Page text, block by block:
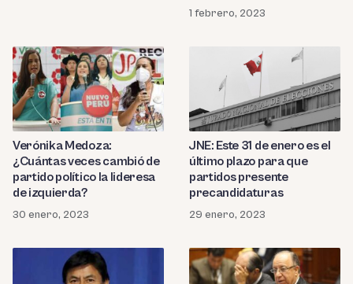
1 febrero, 2023
Verónika Medoza:
¿Cuántas veces cambió de
partido político la lideresa
de izquierda?
30 enero, 2023
JNE: Este 31 de enero es el
último plazo para que
partidos presente
precandidaturas
29 enero, 2023